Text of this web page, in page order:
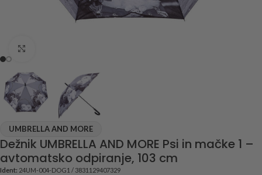
UMBRELLA AND MORE
Dežnik UMBRELLA AND MORE Psi in mačke 1 –
avtomatsko odpiranje, 103 cm
Ident: 24UM-004-DOG1 / 3831129407329